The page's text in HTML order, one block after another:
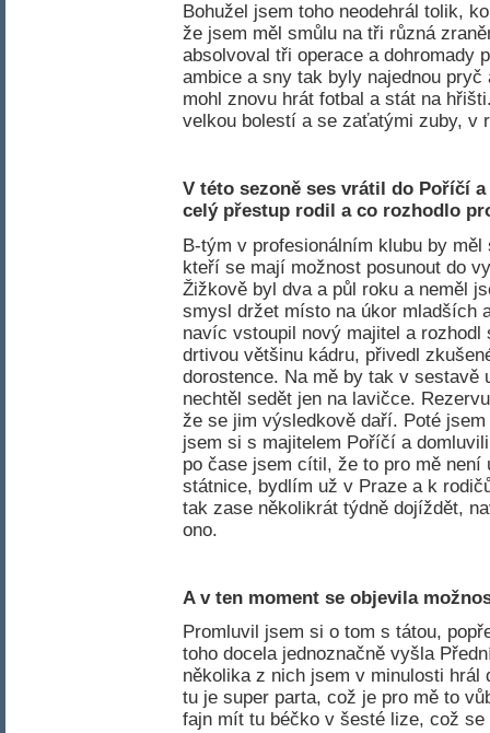
Bohužel jsem toho neodehrál tolik,
že jsem měl smůlu na tři různá
absolvoval tři operace a dohromady
ambice a sny tak byly najednou
mohl znovu hrát fotbal a stát na
velkou bolestí a se zaťatými zuby, v
V této sezoně ses vrátil do Poříčí
celý přestup rodil a co rozhodlo
B-tým v profesionálním klubu by
kteří se mají možnost posunout do
Žižkově byl dva a půl roku a neměl
smysl držet místo na úkor mladších
navíc vstoupil nový majitel a
drtivou většinu kádru, přivedl
dorostence. Na mě by tak v
nechtěl sedět jen na lavičce.
že se jim výsledkově daří. Poté
jsem si s majitelem Poříčí a
po čase jsem cítil, že to pro mě
státnice, bydlím už v Praze a k
tak zase několikrát týdně dojíždět,
ono.
A v ten moment se objevila
Promluvil jsem si o tom s tátou,
toho docela jednoznačně vyšla
několika z nich jsem v minulosti hrál
tu je super parta, což je pro mě to
fajn mít tu béčko v šesté lize, což